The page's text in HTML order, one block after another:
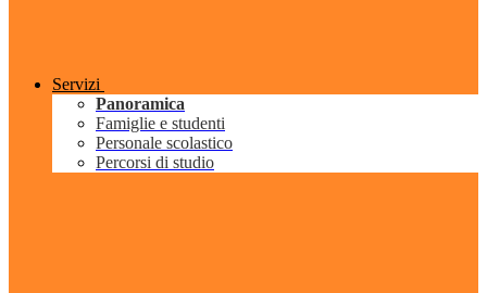
Servizi
Panoramica
Famiglie e studenti
Personale scolastico
Percorsi di studio